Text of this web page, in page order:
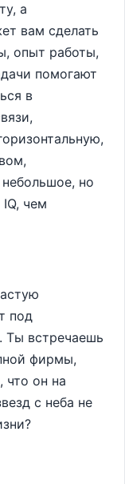
а
вам сделать
опыт работы,
помогают
в
но
чем
под
Ты встречаешь
фирмы,
он на
с неба не